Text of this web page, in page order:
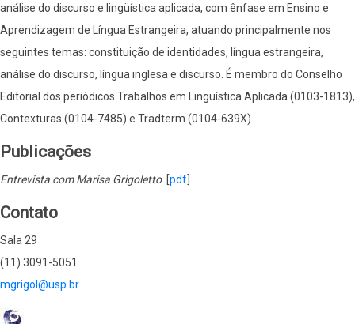
análise do discurso e lingüística aplicada, com ênfase em Ensino e
Aprendizagem de Língua Estrangeira, atuando principalmente nos
seguintes temas: constituição de identidades, língua estrangeira,
análise do discurso, língua inglesa e discurso. É membro do Conselho
Editorial dos periódicos Trabalhos em Linguística Aplicada (0103-1813),
Contexturas (0104-7485) e Tradterm (0104-639X).
Publicações
Entrevista com Marisa Grigoletto. [pdf]
Contato
Sala 29
(11) 3091-5051
mgrigol@usp.br